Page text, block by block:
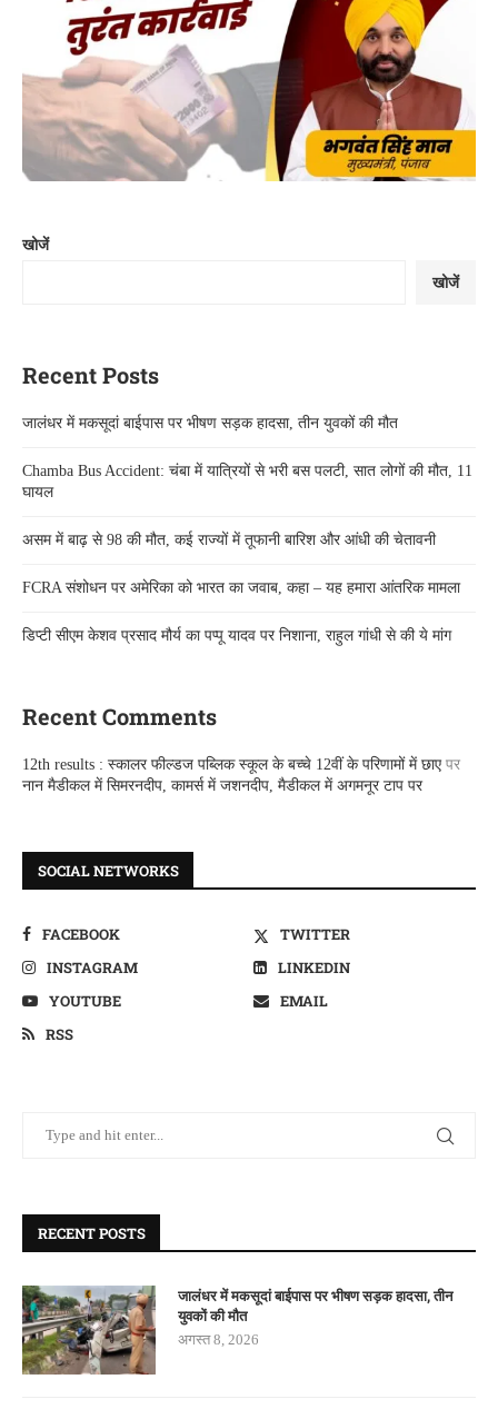
खोजें
खोजें
Recent Posts
जालंधर में मकसूदां बाईपास पर भीषण सड़क हादसा, तीन युवकों की मौत
Chamba Bus Accident: चंबा में यात्रियों से भरी बस पलटी, सात लोगों की मौत, 11
घायल
असम में बाढ़ से 98 की मौत, कई राज्यों में तूफानी बारिश और आंधी की चेतावनी
FCRA संशोधन पर अमेरिका को भारत का जवाब, कहा – यह हमारा आंतरिक मामला
डिप्टी सीएम केशव प्रसाद मौर्य का पप्पू यादव पर निशाना, राहुल गांधी से की ये मांग
Recent Comments
12th results : स्कालर फील्डज पब्लिक स्कूल के बच्चे 12वीं के परिणामों में छाएपर
नान मैडीकल में सिमरनदीप, कामर्स में जशनदीप, मैडीकल में अगमनूर टाप पर
SOCIAL NETWORKS
FACEBOOK
TWITTER
INSTAGRAM
LINKEDIN
YOUTUBE
EMAIL
RSS
RECENT POSTS
जालंधर में मकसूदां बाईपास पर भीषण सड़क हादसा, तीन
युवकों की मौत
अगस्त 8, 2026